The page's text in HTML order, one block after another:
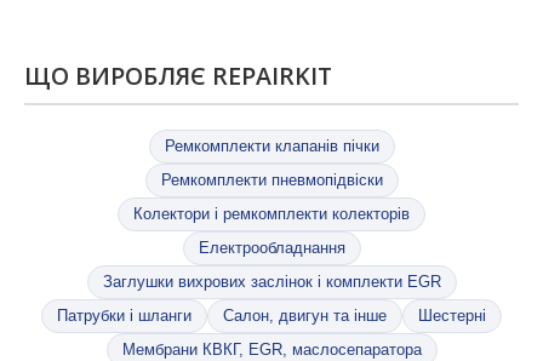
ЩО ВИРОБЛЯЄ REPAIRKIT
Ремкомплекти клапанів пічки
Ремкомплекти пневмопідвіски
Колектори і ремкомплекти колекторів
Електрообладнання
Заглушки вихрових заслінок і комплекти EGR
Патрубки і шланги
Салон, двигун та інше
Шестерні
Мембрани КВКГ, EGR, маслосепаратора